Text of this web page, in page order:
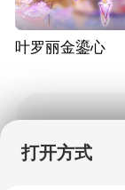
叶罗丽金鎏心
打开方式